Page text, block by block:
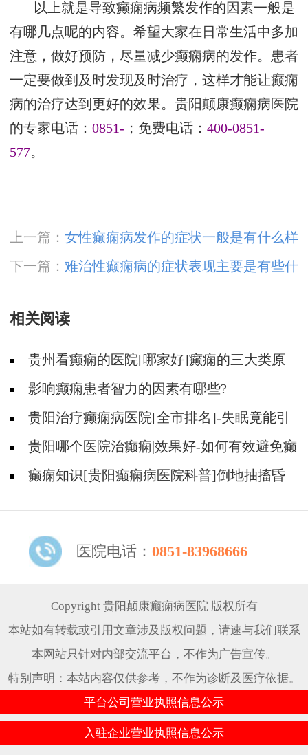
以上就是导致癫痫病频繁发作的因素一般是
有哪几点呢的内容。希望大家在日常生活中多加
注意，做好预防，尽量减少癫痫病的发作。患者
一定要做到及时发现及时治疗，这样才能让癫痫
病的治疗达到更好的效果。贵阳颠康癫痫病医院
的专家电话： 0851- ；免费电话： 400-0851-
577。
上一篇： 女性癫痫病发作的症状一般是有什么样
子的呢
下一篇： 难治性癫痫病的症状表现主要是有些什
么呢
相关阅读
贵州看癫痫的医院[哪家好]癫痫的三大类原
因?影响癫痫患者智力的因素有哪些?
贵阳治疗癫痫病医院[全市排名]-失眠竟能引
起癫痫吗？
贵阳哪个医院治癫痫|效果好-如何有效避免癫
痫诱因？
癫痫知识[贵阳癫痫病医院科普]倒地抽搐昏
医院电话： 0851-83968666
Copyright 贵阳颠康癫痫病医院 版权所有
本站如有转载或引用文章涉及版权问题，请速与我们联系
本网站只针对内部交流平台，不作为广告宣传。
特别声明：本站内容仅供参考，不作为诊断及医疗依据。
平台公司营业执照信息公示
入驻企业营业执照信息公示